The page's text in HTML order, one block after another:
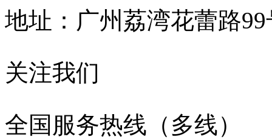
地址：广州荔湾花蕾路
关注我们
全国服务热线（多线）